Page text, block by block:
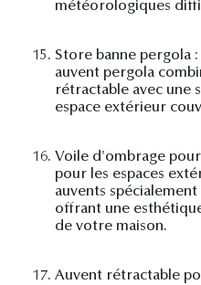
météorologiques
15. Store banne pergola
auvent pergola
rétractable avec une
espace extérieur
16. Voile d'ombrage
pour les espaces
auvents
offrant une
de votre maison.
17. Auvent rétractable